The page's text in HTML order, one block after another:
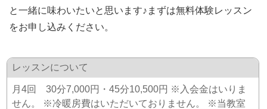
と一緒に味わいたいと思います♪まずは無料体験レッスン
をお申し込みください。
レッスンについて
月4回 30分7,000円・45分10,500円 ※入会金はいりま
せん。 ※冷暖房費はいただいておりません。 ※当教室